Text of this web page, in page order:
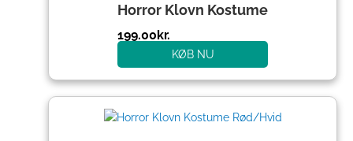
Horror Klovn Kostume
199.00kr.
KØB NU